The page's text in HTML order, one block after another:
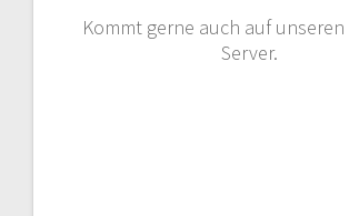
Kommt gerne auch auf unseren
Server.